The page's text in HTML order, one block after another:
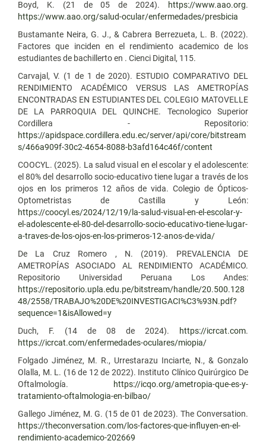
Boyd, K. (21 de 05 de 2024).
https://www.aao.org.
https://www.aao.org/salud-ocular/enfermedades/presbicia
Bustamante Neira, G. J., & Cabrera Berrezueta, L. B. (2022).
Factores que inciden en el rendimiento academico de los
estudiantes de bachillerto en . Cienci Digital, 115.
Carvajal, V. (1 de 1 de 2020). ESTUDIO COMPARATIVO DEL
RENDIMIENTO ACADÉMICO VERSUS LAS AMETROPÍAS
ENCONTRADAS EN ESTUDIANTES DEL COLEGIO MATOVELLE
DE LA PARROQUIA DEL QUINCHE. Tecnologico Superior
Cordillera - Repositorio:
https://apidspace.cordillera.edu.ec/server/api/core/bitstream
s/466a909f-30c2-4654-8088-b3afd164c46f/content
COOCYL. (2025). La salud visual en el escolar y el adolescente:
el 80% del desarrollo socio-educativo tiene lugar a través de los
ojos en los primeros 12 años de vida. Colegio de Ópticos-
Optometristas de Castilla y León:
https://coocyl.es/2024/12/19/la-salud-visual-en-el-escolar-y-
el-adolescente-el-80-del-desarrollo-socio-educativo-tiene-lugar-
a-traves-de-los-ojos-en-los-primeros-12-anos-de-vida/
De La Cruz Romero , N. (2019). PREVALENCIA DE
AMETROPÍAS ASOCIADO AL RENDIMIENTO ACADÉMICO.
Repositorio Universidad Peruana Los Andes:
https://repositorio.upla.edu.pe/bitstream/handle/20.500.128
48/2558/TRABAJO%20DE%20INVESTIGACI%C3%93N.pdf?
sequence=1&isAllowed=y
Duch, F. (14 de 08 de 2024).
https://icrcat.com.
https://icrcat.com/enfermedades-oculares/miopia/
Folgado Jiménez, M. R., Urrestarazu Inciarte, N., & Gonzalo
Olalla, M. L. (16 de 12 de 2022). Instituto Clínico Quirúrgico De
Oftalmología.
https://icqo.org/ametropia-que-es-y-
tratamiento-oftalmologia-en-bilbao/
Gallego Jiménez, M. G. (15 de 01 de 2023). The Conversation.
https://theconversation.com/los-factores-que-influyen-en-el-
rendimiento-academico-202669